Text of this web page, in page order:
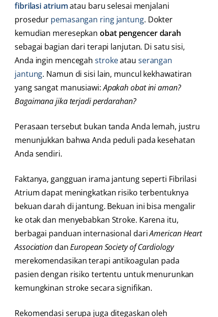
fibrilasi atriumatau baru selesai menjalani
prosedur pemasangan ring jantung. Dokter
kemudian meresepkan obat pengencer darah
sebagai bagian dari terapi lanjutan. Di satu sisi,
Anda ingin mencegah strokeatau serangan
jantung. Namun di sisi lain, muncul kekhawatiran
yang sangat manusiawi:Apakah obat ini aman?
Bagaimana jika terjadi perdarahan?
Perasaan tersebut bukan tanda Anda lemah, justru
menunjukkan bahwa Anda peduli pada kesehatan
Anda sendiri.
Faktanya, gangguan irama jantung seperti Fibrilasi
Atrium dapat meningkatkan risiko terbentuknya
bekuan darah di jantung. Bekuan ini bisa mengalir
ke otak dan menyebabkan Stroke. Karena itu,
berbagai panduan internasional dariAmerican Heart
AssociationdanEuropean Society of Cardiology
merekomendasikan terapi antikoagulan pada
pasien dengan risiko tertentu untuk menurunkan
kemungkinan stroke secara signifikan.
Rekomendasi serupa juga ditegaskan oleh